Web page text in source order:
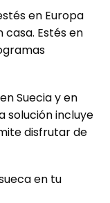
en Europa
casa. Estés en
Suecia y en
solución incluye
disfrutar de
en tu